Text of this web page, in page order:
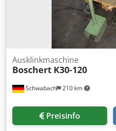
Schwabach 210 km
Ausklinkmaschine
Boschert K30-120
Preisinfo